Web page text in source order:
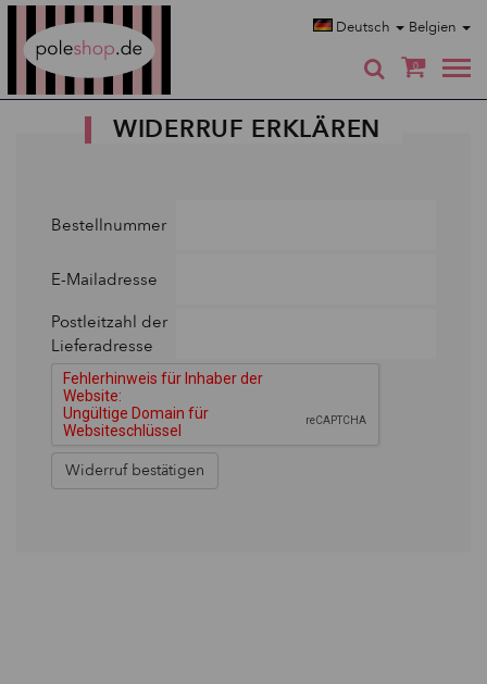
Deutsch Belgien
0
WIDERRUF ERKLÄREN
Bestellnummer
E-Mailadresse
Postleitzahl der
Lieferadresse